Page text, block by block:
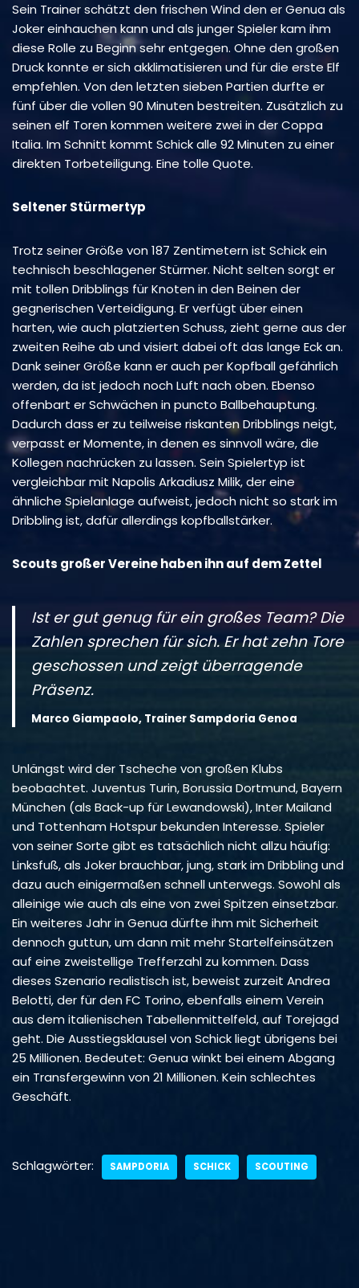
Sein Trainer schätzt den frischen Wind den er Genua als
Joker einhauchen kann und als junger Spieler kam ihm
diese Rolle zu Beginn sehr entgegen. Ohne den großen
Druck konnte er sich akklimatisieren und für die erste Elf
empfehlen. Von den letzten sieben Partien durfte er
fünf über die vollen 90 Minuten bestreiten. Zusätzlich zu
seinen elf Toren kommen weitere zwei in der Coppa
Italia. Im Schnitt kommt Schick alle 92 Minuten zu einer
direkten Torbeteiligung. Eine tolle Quote.
Seltener Stürmertyp
Trotz seiner Größe von 187 Zentimetern ist Schick ein
technisch beschlagener Stürmer. Nicht selten sorgt er
mit tollen Dribblings für Knoten in den Beinen der
gegnerischen Verteidigung. Er verfügt über einen
harten, wie auch platzierten Schuss, zieht gerne aus der
zweiten Reihe ab und visiert dabei oft das lange Eck an.
Dank seiner Größe kann er auch per Kopfball gefährlich
werden, da ist jedoch noch Luft nach oben. Ebenso
offenbart er Schwächen in puncto Ballbehauptung.
Dadurch dass er zu teilweise riskanten Dribblings neigt,
verpasst er Momente, in denen es sinnvoll wäre, die
Kollegen nachrücken zu lassen. Sein Spielertyp ist
vergleichbar mit Napolis Arkadiusz Milik, der eine
ähnliche Spielanlage aufweist, jedoch nicht so stark im
Dribbling ist, dafür allerdings kopfballstärker.
Scouts großer Vereine haben ihn auf dem Zettel
Ist er gut genug für ein großes Team? Die
Zahlen sprechen für sich. Er hat zehn Tore
geschossen und zeigt überragende
Präsenz.
Marco Giampaolo, Trainer Sampdoria Genoa
Unlängst wird der Tscheche von großen Klubs
beobachtet. Juventus Turin, Borussia Dortmund, Bayern
München (als Back-up für Lewandowski), Inter Mailand
und Tottenham Hotspur bekunden Interesse. Spieler
von seiner Sorte gibt es tatsächlich nicht allzu häufig:
Linksfuß, als Joker brauchbar, jung, stark im Dribbling und
dazu auch einigermaßen schnell unterwegs. Sowohl als
alleinige wie auch als eine von zwei Spitzen einsetzbar.
Ein weiteres Jahr in Genua dürfte ihm mit Sicherheit
dennoch guttun, um dann mit mehr Startelfeinsätzen
auf eine zweistellige Trefferzahl zu kommen. Dass
dieses Szenario realistisch ist, beweist zurzeit Andrea
Belotti, der für den FC Torino, ebenfalls einem Verein
aus dem italienischen Tabellenmittelfeld, auf Torejagd
geht. Die Ausstiegsklausel von Schick liegt übrigens bei
25 Millionen. Bedeutet: Genua winkt bei einem Abgang
ein Transfergewinn von 21 Millionen. Kein schlechtes
Geschäft.
Schlagwörter: SAMPDORIA SCHICK SCOUTING